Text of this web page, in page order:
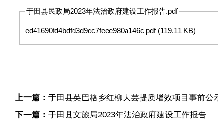
于田县民政局2023年法治政府建设工作报告.pdf
ed41690fd4bdfd3d9dc7feee980a146c.pdf(119.11 KB)
上一篇： 于田县英巴格乡红柳大芸提质增效项目事前
下一篇： 于田县文旅局2023年法治政府建设工作报告